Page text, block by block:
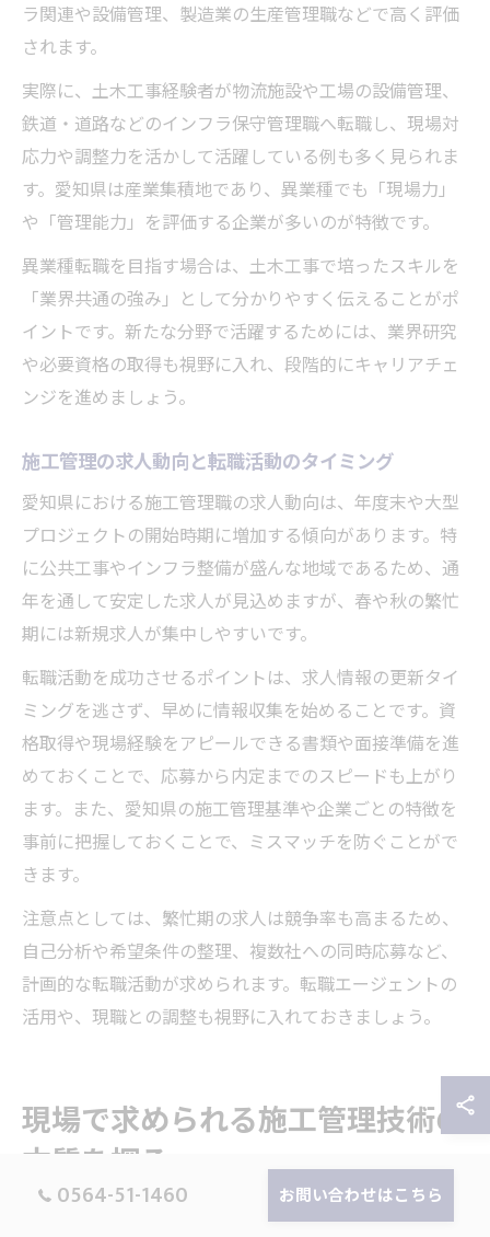
ラ関連や設備管理、製造業の生産管理職などで高く評価
されます。
実際に、土木工事経験者が物流施設や工場の設備管理、
鉄道・道路などのインフラ保守管理職へ転職し、現場対
応力や調整力を活かして活躍している例も多く見られま
す。愛知県は産業集積地であり、異業種でも「現場力」
や「管理能力」を評価する企業が多いのが特徴です。
異業種転職を目指す場合は、土木工事で培ったスキルを
「業界共通の強み」として分かりやすく伝えることがポ
イントです。新たな分野で活躍するためには、業界研究
や必要資格の取得も視野に入れ、段階的にキャリアチェ
ンジを進めましょう。
施工管理の求人動向と転職活動のタイミング
愛知県における施工管理職の求人動向は、年度末や大型
プロジェクトの開始時期に増加する傾向があります。特
に公共工事やインフラ整備が盛んな地域であるため、通
年を通して安定した求人が見込めますが、春や秋の繁忙
期には新規求人が集中しやすいです。
転職活動を成功させるポイントは、求人情報の更新タイ
ミングを逃さず、早めに情報収集を始めることです。資
格取得や現場経験をアピールできる書類や面接準備を進
めておくことで、応募から内定までのスピードも上がり
ます。また、愛知県の施工管理基準や企業ごとの特徴を
事前に把握しておくことで、ミスマッチを防ぐことがで
きます。
注意点としては、繁忙期の求人は競争率も高まるため、
自己分析や希望条件の整理、複数社への同時応募など、
計画的な転職活動が求められます。転職エージェントの
活用や、現職との調整も視野に入れておきましょう。
現場で求められる施工管理技術の
本質を探る
0564-51-1460 お問い合わせはこちら